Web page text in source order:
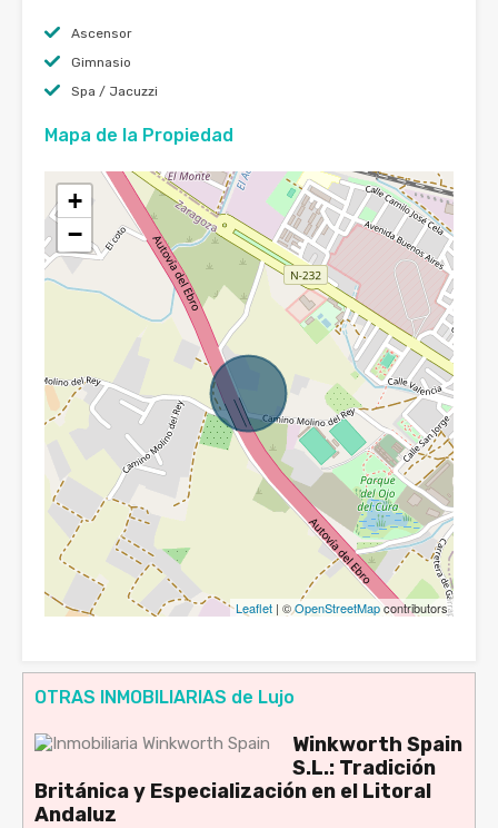
Ascensor
Gimnasio
Spa / Jacuzzi
Mapa de la Propiedad
+
−
Leaflet | ©OpenStreetMapcontributors
OTRAS INMOBILIARIAS de Lujo
Winkworth Spain
S.L.: Tradición
Británica y Especialización en el Litoral
Andaluz